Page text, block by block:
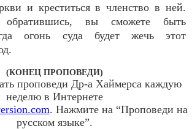
и креститься в членство в ней.
вы сможете быть
огонь суда будет жечь этот
(КОНЕЦ ПРОПОВЕДИ)
проповеди Др-а Хаймерса каждую
неделю в Интернете
. Нажмите на “Проповеди на
русском языке”.